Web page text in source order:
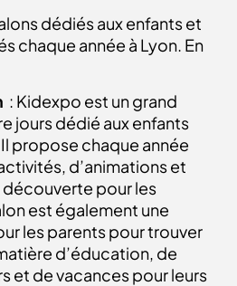
dédiés aux enfants et
chaque année à Lyon. En
: Kidexpo est un grand
jours dédié aux enfants
Il propose chaque année
d’animations et
découverte pour les
est également une
les parents pour trouver
d’éducation, de
et de vacances pour leurs